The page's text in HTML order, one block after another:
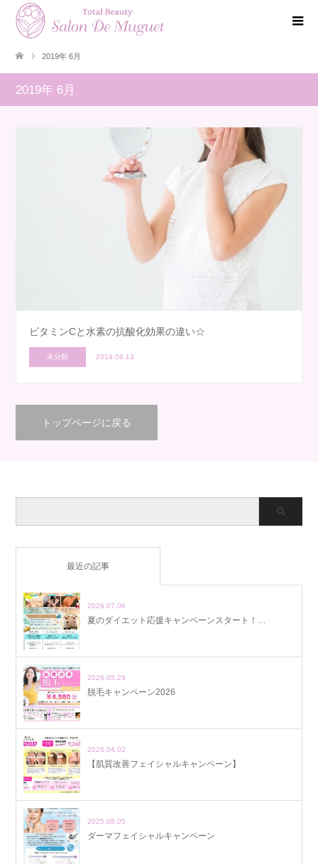
2019年 6月
2019年 6月
ビタミンCと水素の抗酸化効果の違い☆
未分類 2019.06.13
トップページに戻る
最近の記事
2026.07.06
夏のダイエット応援キャンペーンスタート！…
2026.05.29
脱毛キャンペーン2026
2026.04.02
【肌質改善フェイシャルキャンペーン】
2025.08.05
ダーマフェイシャルキャンペーン